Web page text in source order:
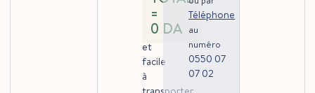
traditionnels.
Léger
et
facile
à
0 DA
Téléphone
au
numéro
0550 07
07 02